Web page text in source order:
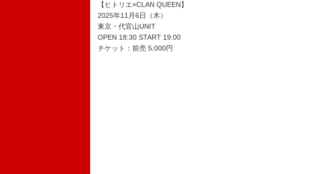
【ヒトリエ×CLAN QUEEN】
2025年11月6日（木）
東京・代官山UNIT
OPEN 18:30 START 19:00
チケット：前売 5,000円